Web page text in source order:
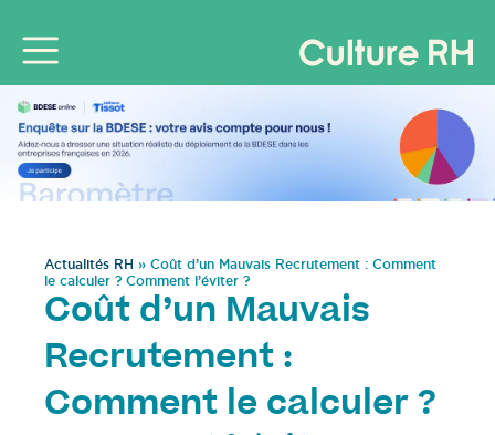
Actualités RH » Coût d’un Mauvais Recrutement : Comment
le calculer ? Comment l’éviter ?
Coût d’un Mauvais
Recrutement :
Comment le calculer ?